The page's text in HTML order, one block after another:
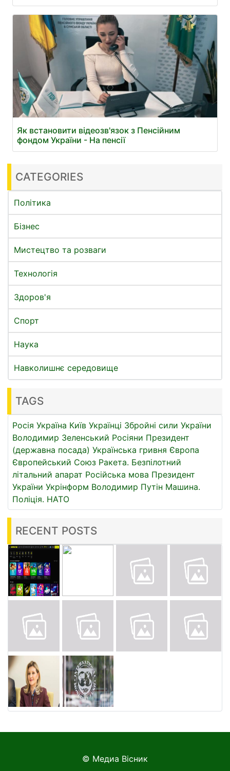
Як встановити відеозв'язок з Пенсійним
фондом України - На пенсії
CATEGORIES
Політика
Бізнес
Мистецтво та розваги
Технологія
Здоров'я
Спорт
Наука
Навколишнє середовище
TAGS
Росія Україна Київ Українці Збройні сили України
Володимир Зеленський Росіяни Президент
(державна посада) Українська гривня Європа
Європейський Союз Ракета. Безпілотний
літальний апарат Російська мова Президент
України Укрінформ Володимир Путін Машина.
Поліція. НАТО
RECENT POSTS
© Медиа Вісник